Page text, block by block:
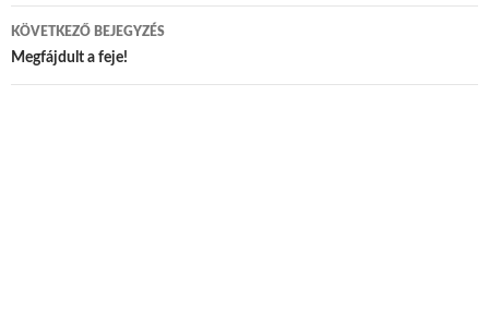
KÖVETKEZŐ BEJEGYZÉS
Megfájdult a feje!